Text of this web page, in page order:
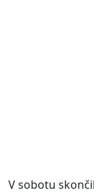
V sobotu